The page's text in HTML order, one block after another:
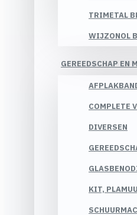
TRIMETAL
WIJZONOL
GEREEDSCHAP EN
COMPLETE
DIVERSEN
KIT,